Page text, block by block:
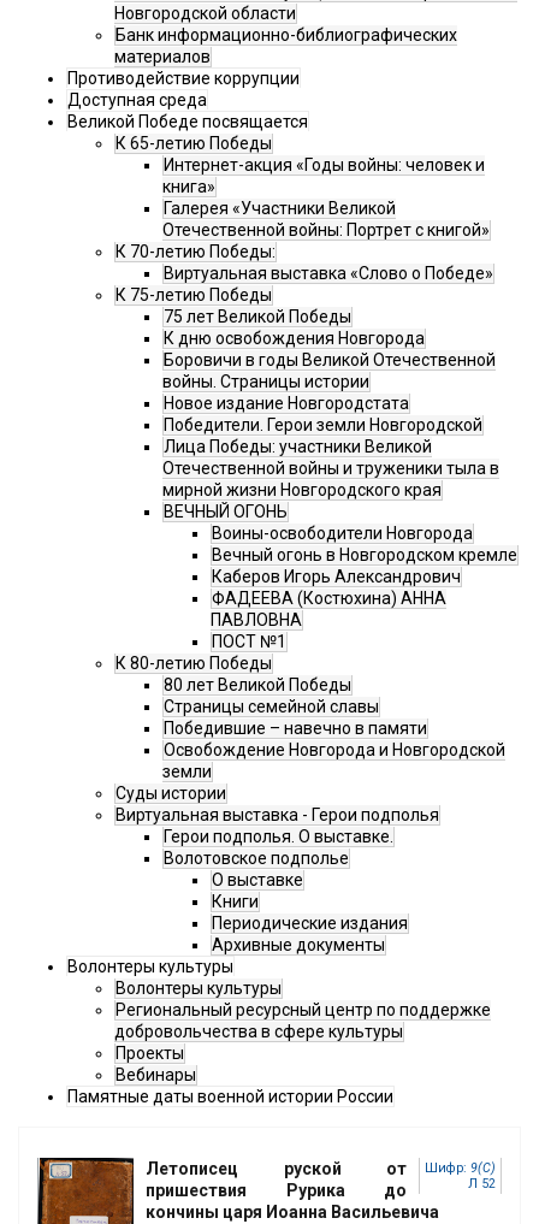
Новгородской области
Банк информационно-библиографических
материалов
Противодействие коррупции
Доступная среда
Великой Победе посвящается
К 65-летию Победы
Интернет-акция «Годы войны: человек и
книга»
Галерея «Участники Великой
Отечественной войны: Портрет с книгой»
К 70-летию Победы:
Виртуальная выставка «Слово о Победе»
К 75-летию Победы
75 лет Великой Победы
К дню освобождения Новгорода
Боровичи в годы Великой Отечественной
войны. Страницы истории
Новое издание Новгородстата
Победители. Герои земли Новгородской
Лица Победы: участники Великой
Отечественной войны и труженики тыла в
мирной жизни Новгородского края
ВЕЧНЫЙ ОГОНЬ
Воины-освободители Новгорода
Вечный огонь в Новгородском кремле
Каберов Игорь Александрович
ФАДЕЕВА (Костюхина) АННА
ПАВЛОВНА
ПОСТ №1
К 80-летию Победы
80 лет Великой Победы
Страницы семейной славы
Победившие – навечно в памяти
Освобождение Новгорода и Новгородской
земли
Суды истории
Виртуальная выставка - Герои подполья
Герои подполья. О выставке.
Волотовское подполье
О выставке
Книги
Периодические издания
Архивные документы
Волонтеры культуры
Волонтеры культуры
Региональный ресурсный центр по поддержке
добровольчества в сфере культуры
Проекты
Вебинары
Памятные даты военной истории России
Шифр: 9(С)
Л 52
Летописец руской от
пришествия Рурика до
кончины царя Иоанна Васильевича